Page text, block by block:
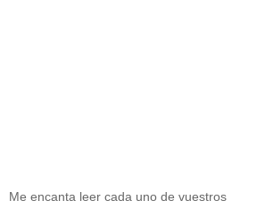
Me encanta leer cada uno de vuestros